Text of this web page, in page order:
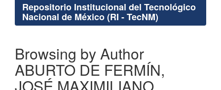
Repositorio Institucional del Tecnológico
Nacional de México (RI - TecNM)
Browsing by Author
ABURTO DE FERMÍN,